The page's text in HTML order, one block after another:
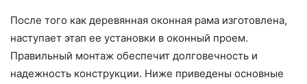
После того как деревянная оконная рама изготовлена,
наступает этап ее установки в оконный проем.
Правильный монтаж обеспечит долговечность и
надежность конструкции. Ниже приведены основные